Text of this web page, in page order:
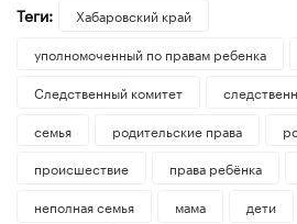
Теги:
Хабаровский край
уполномоченный по правам ребенка
Следственный комитет
семья
родительские права
происшествие
права ребёнка
неполная семья
мама дети